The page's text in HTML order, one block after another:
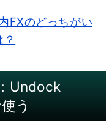
FXのどっちがい
Undock
う